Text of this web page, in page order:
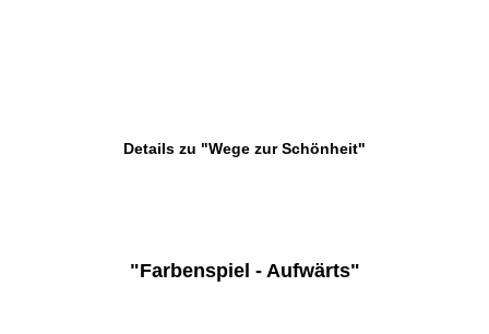
Details zu "Wege zur Schönheit"
"Farbenspiel - Aufwärts"